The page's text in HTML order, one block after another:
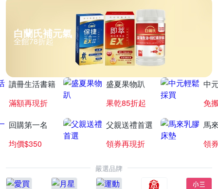
白蘭氏補元氣
全館78折起
讀冊生活書籍
滿額再現折
盛夏果物趴
果乾85折起
中
免
回購第一名
均價$350
父親送禮首選
領券再現折
馬
領
嚴選品牌